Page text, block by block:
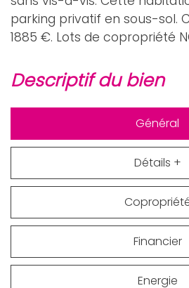
parking privatif en sous-sol.
1885 €. Lots de copropriété
descriptif du bien
Général
Détails +
Financier
Energie